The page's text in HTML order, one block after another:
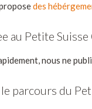
des
au Petite
nous ne
parcours du